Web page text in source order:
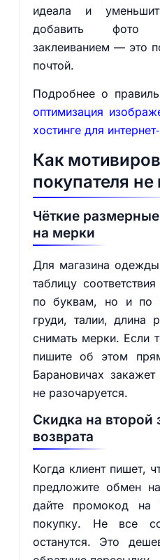
идеала и
добавить фото
заклеиванием — это
почтой.
Подробнее о
оптимизация
хостинге для
Как
покупателя
Чёткие
на мерки
Для магазина одежды
таблицу
по буквам, но и по
груди, талии, длина
снимать мерки. Если
пишите об этом
Барановичах
не разочаруется.
Скидка на второй
возврата
Когда клиент пишет,
предложите обмен
дайте промокод
покупку. Не все
останутся. Это